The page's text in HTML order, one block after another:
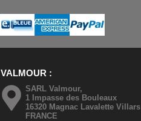
VALMOUR
SARL Valmour,
1 Impasse des Bouleaux
16320 Magnac Lavalette Villars
FRANCE